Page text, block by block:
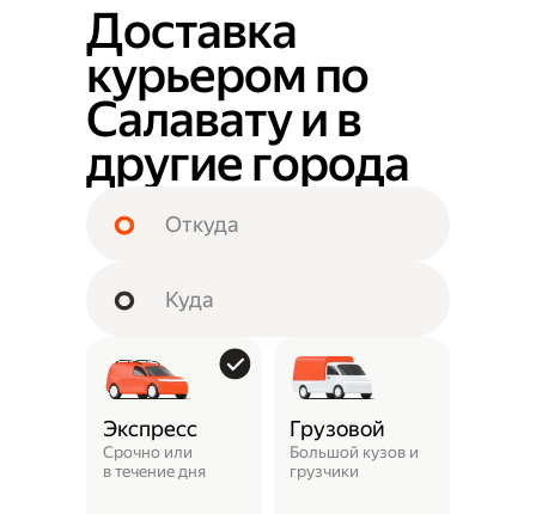
Доставка
курьером по
Салавату и в
другие города
Экспресс
Срочно или
в течение дня
Грузовой
Большой кузов и
грузчики